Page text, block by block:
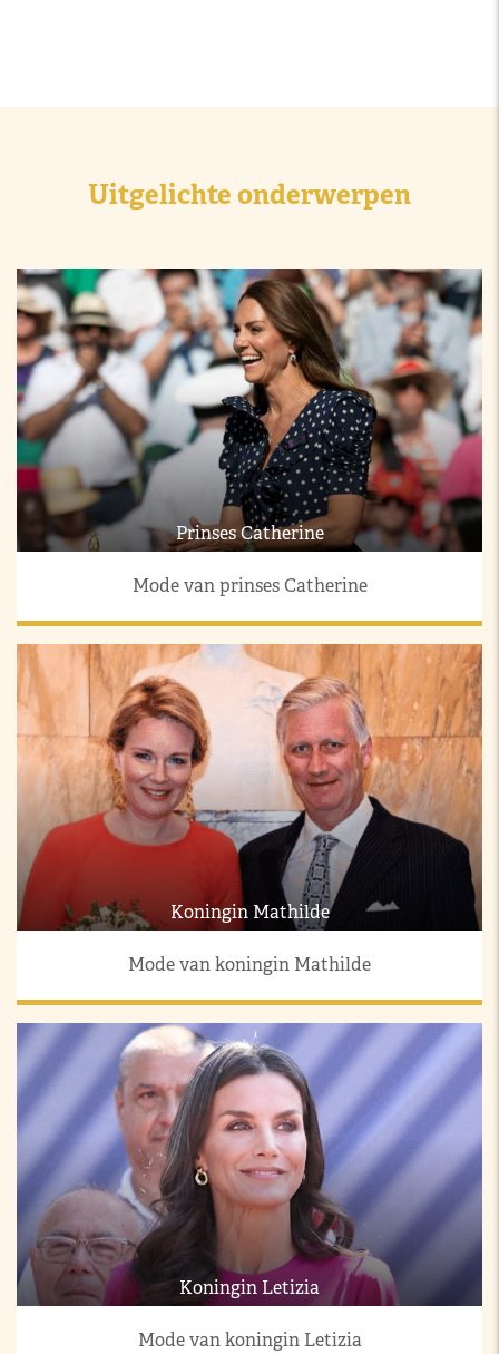
Uitgelichte onderwerpen
Prinses Catherine
Mode van prinses Catherine
Koningin Mathilde
Mode van koningin Mathilde
Koningin Letizia
Mode van koningin Letizia